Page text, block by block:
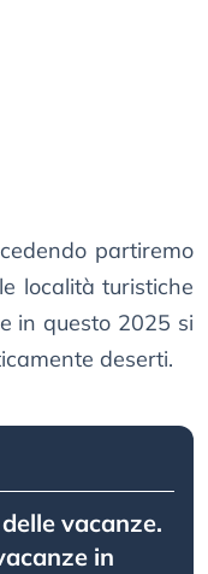
partiremo
località turistiche
in questo 2025 si
deserti.
vacanze.
in